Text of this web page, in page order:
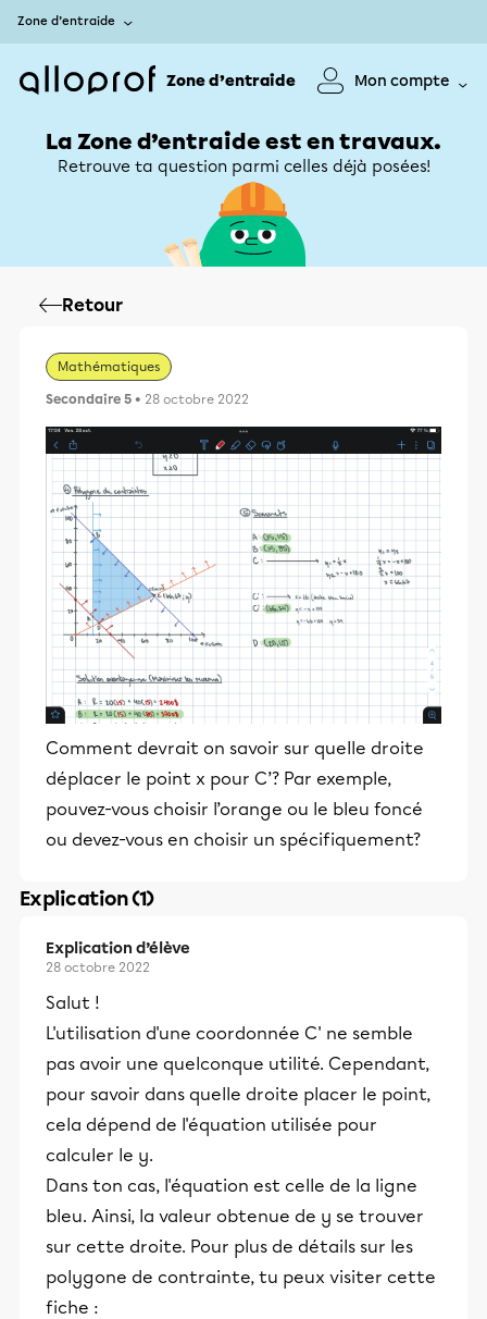
Zone d’entraide
Zone d’entraide Mon compte
La Zone d’entraide est en travaux.
Retrouve ta question parmi celles déjà posées!
Retour
Mathématiques
Secondaire 5 • 28 octobre 2022
Comment devrait on savoir sur quelle droite
déplacer le point x pour C’? Par exemple,
pouvez-vous choisir l’orange ou le bleu foncé
ou devez-vous en choisir un spécifiquement?
Explication (1)
Explication d’élève
28 octobre 2022
Salut !
L'utilisation d'une coordonnée C' ne semble
pas avoir une quelconque utilité. Cependant,
pour savoir dans quelle droite placer le point,
cela dépend de l'équation utilisée pour
calculer le y.
Dans ton cas, l'équation est celle de la ligne
bleu. Ainsi, la valeur obtenue de y se trouver
sur cette droite. Pour plus de détails sur les
polygone de contrainte, tu peux visiter cette
fiche :